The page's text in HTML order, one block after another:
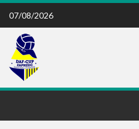
Skip
content
07/08/2026